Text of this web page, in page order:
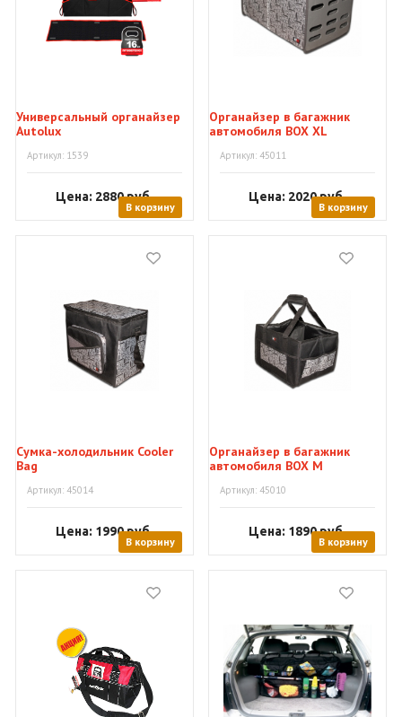
Универсальный органайзер
Autolux
Артикул: 1539
Цена: 2880руб.
В корзину
Органайзер в багажник
автомобиля BOX XL
Артикул: 45011
Цена: 2020руб.
В корзину
Сумка-холодильник Cooler
Bag
Артикул: 45014
Цена: 1990руб.
В корзину
Органайзер в багажник
автомобиля BOX M
Артикул: 45010
Цена: 1890руб.
В корзину